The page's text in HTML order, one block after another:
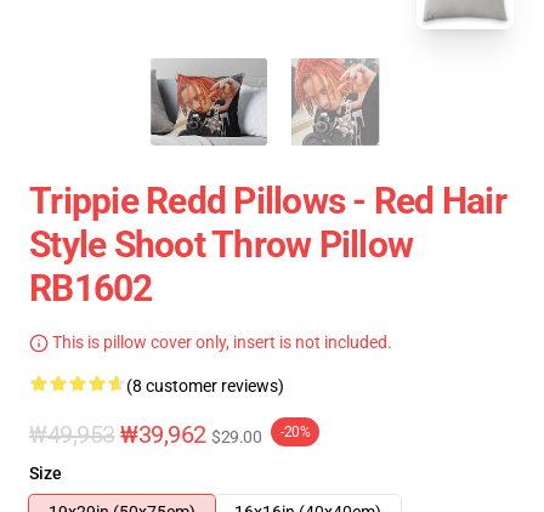
Trippie Redd Pillows - Red Hair
Style Shoot Throw Pillow
RB1602
This is pillow cover only, insert is not included.
(8 customer reviews)
₩49,953 ₩39,962 $29.00 -20%
Size